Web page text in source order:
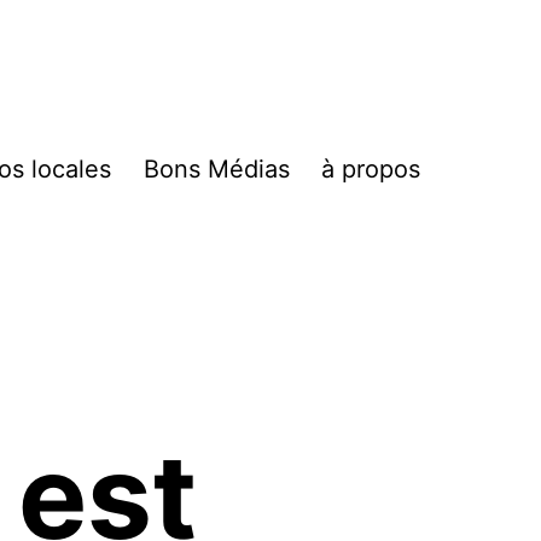
locales Bons Médias à propos